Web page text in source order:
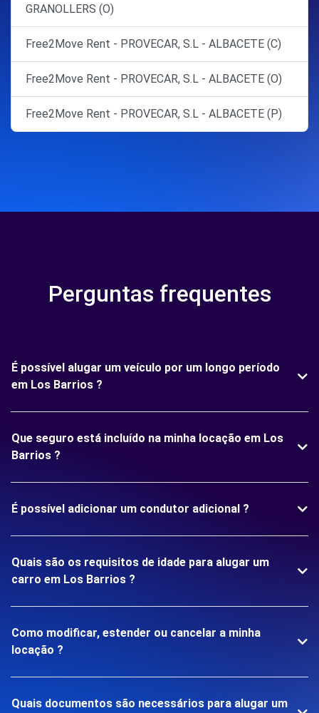
GRANOLLERS (O)
Free2Move Rent - PROVECAR, S.L - ALBACETE (C)
Free2Move Rent - PROVECAR, S.L - ALBACETE (O)
Free2Move Rent - PROVECAR, S.L - ALBACETE (P)
Perguntas frequentes
É possível alugar um veículo por um longo período
em Los Barrios ?
Que seguro está incluído na minha locação em Los
Barrios ?
É possível adicionar um condutor adicional ?
Quais são os requisitos de idade para alugar um
carro em Los Barrios ?
Como modificar, estender ou cancelar a minha
locação ?
Quais documentos são necessários para alugar um